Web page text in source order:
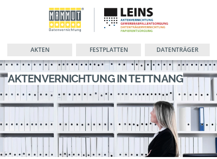
AKTEN FESTPLATTEN DATENTRÄGER
AKTENVERNICHTUNG IN TETTNANG